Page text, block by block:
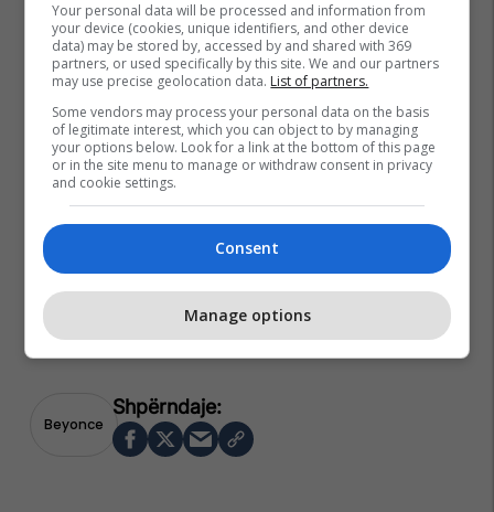
Beyonce
Your personal data will be processed and information from
your device (cookies, unique identifiers, and other device
data) may be stored by, accessed by and shared with 369
partners, or used specifically by this site. We and our partners
may use precise geolocation data. List of partners.
Some vendors may process your personal data on the basis
of legitimate interest, which you can object to by managing
your options below. Look for a link at the bottom of this page
or in the site menu to manage or withdraw consent in privacy
and cookie settings.
Consent
Manage options